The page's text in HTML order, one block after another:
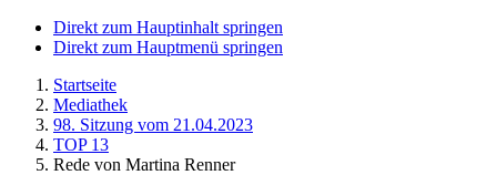
Direkt zum Hauptinhalt springen
Direkt zum Hauptmenü springen
Startseite
Mediathek
98. Sitzung vom 21.04.2023
TOP 13
Rede von Martina Renner